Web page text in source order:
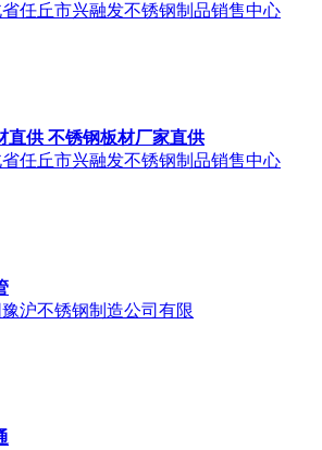
任丘市兴融发不锈钢制品销售中心
直供 不锈钢板材厂家直供
任丘市兴融发不锈钢制品销售中心
沪不锈钢制造公司有限